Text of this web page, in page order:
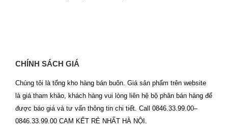
CHÍNH SÁCH GIÁ
Chúng tôi là tổng kho hàng bán buôn. Giá sản phẩm trên website
là giá tham khảo, khách hàng vui lòng liên hệ bộ phân bán hàng để
được báo giá và tư vấn thông tin chi tiết. Call 0846.33.99.00–
0846.33.99.00 CAM KẾT RẺ NHẤT HÀ NỘI.